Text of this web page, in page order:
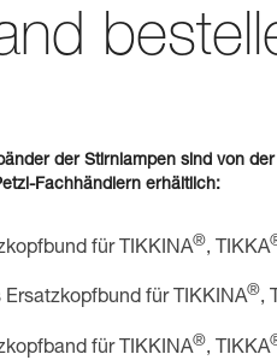
der Stirnlampen sind von
Fachhändlern erhältlich:
für TIKKINA®, TIKKA
für TIKKINA®,
für TIKKINA®, TIKKA